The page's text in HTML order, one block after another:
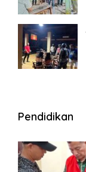
Pendidikan